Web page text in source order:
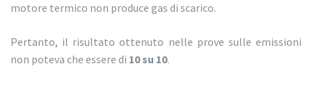
motore termico non produce gas di scarico.
Pertanto, il risultato ottenuto nelle prove sulle emissioni
non poteva che essere di 10 su 10.